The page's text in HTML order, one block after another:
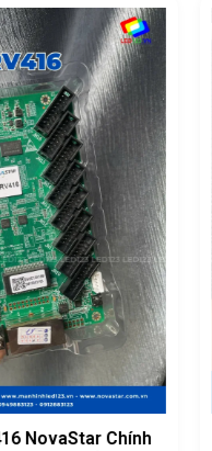
NovaStar Chính